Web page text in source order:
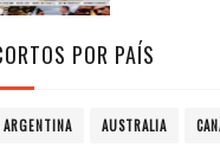
POR PAÍS
ARGENTINA AUSTRALIA